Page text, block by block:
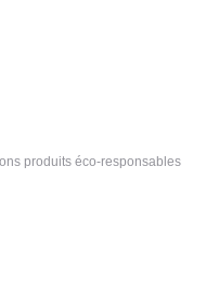
produits éco-responsables